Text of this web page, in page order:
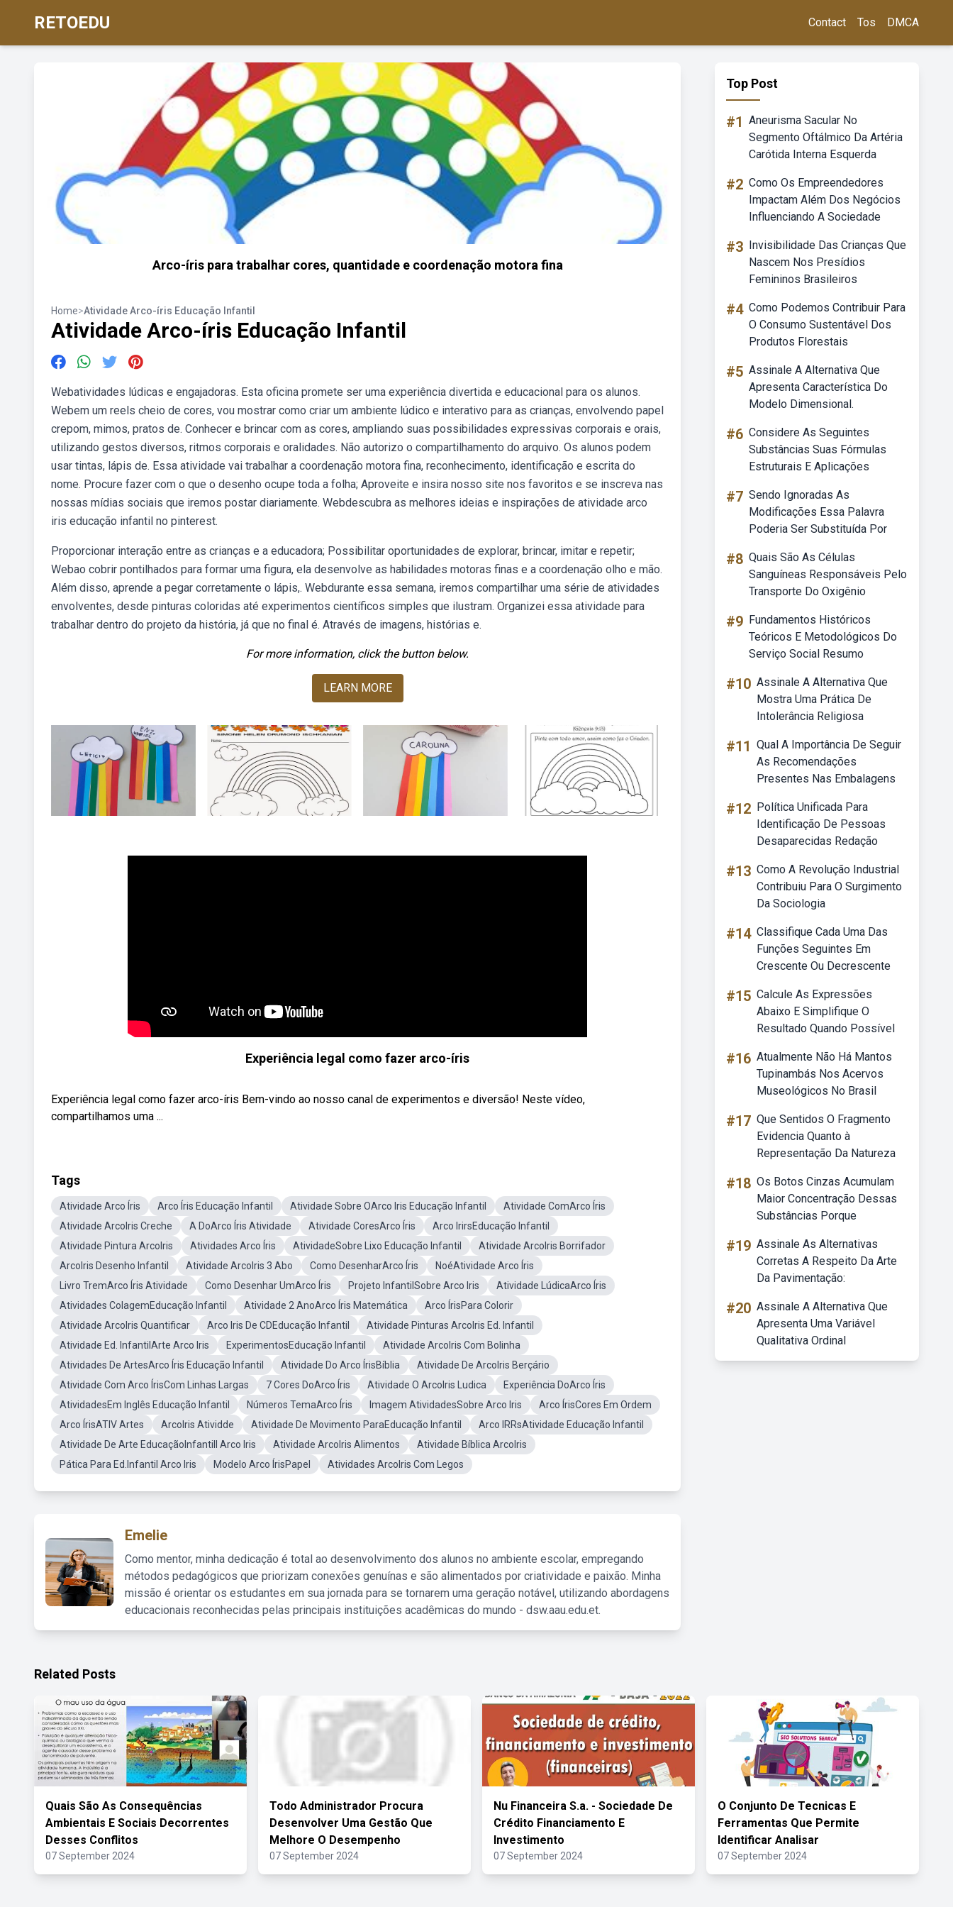
RETOEDU Contact Tos DMCA
Arco-íris para trabalhar cores, quantidade e coordenação motora fina
Home>Atividade Arco-íris Educação Infantil
Atividade Arco-íris Educação Infantil
Webatividades lúdicas e engajadoras. Esta oficina promete ser uma experiência divertida e educacional para os alunos.
Webem um reels cheio de cores, vou mostrar como criar um ambiente lúdico e interativo para as crianças, envolvendo papel
crepom, mimos, pratos de. Conhecer e brincar com as cores, ampliando suas possibilidades expressivas corporais e orais,
utilizando gestos diversos, ritmos corporais e oralidades. Não autorizo o compartilhamento do arquivo. Os alunos podem
usar tintas, lápis de. Essa atividade vai trabalhar a coordenação motora fina, reconhecimento, identificação e escrita do
nome. Procure fazer com o que o desenho ocupe toda a folha; Aproveite e insira nosso site nos favoritos e se inscreva nas
nossas mídias sociais que iremos postar diariamente. Webdescubra as melhores ideias e inspirações de atividade arco
iris educação infantil no pinterest.
Proporcionar interação entre as crianças e a educadora; Possibilitar oportunidades de explorar, brincar, imitar e repetir;
Webao cobrir pontilhados para formar uma figura, ela desenvolve as habilidades motoras finas e a coordenação olho e mão.
Além disso, aprende a pegar corretamente o lápis,. Webdurante essa semana, iremos compartilhar uma série de atividades
envolventes, desde pinturas coloridas até experimentos científicos simples que ilustram. Organizei essa atividade para
trabalhar dentro do projeto da história, já que no final é. Através de imagens, histórias e.
For more information, click the button below.
LEARN MORE
Experiência legal como fazer arco-íris
Experiência legal como fazer arco-íris Bem-vindo ao nosso canal de experimentos e diversão! Neste vídeo,
compartilhamos uma ...
Tags
Atividade Arco Íris Arco Íris Educação Infantil Atividade Sobre OArco Iris Educação Infantil
Atividade ComArco Íris
Atividade ArcoIris Creche
A DoArco Íris Atividade Atividade CoresArco Íris
Arco IrirsEducação Infantil
Atividade Pintura ArcoIris
Atividades Arco Íris AtividadeSobre Lixo Educação Infantil
Atividade ArcoIris Borrifador
ArcoIris Desenho Infantil
Atividade ArcoIris 3 Abo Como DesenharArco Íris
NoéAtividade Arco Íris
Livro TremArco Íris Atividade
Como Desenhar UmArco Íris Projeto InfantilSobre Arco Iris
Atividade LúdicaArco Íris
Atividades ColagemEducação Infantil
Atividade 2 AnoArco Íris Matemática
Arco ÍrisPara Colorir
Atividade ArcoIris Quantificar
Arco Iris De CDEducação Infantil
Atividade Pinturas ArcoIris Ed. Infantil
Atividade Ed. InfantilArte Arco Iris
ExperimentosEducação Infantil
Atividade ArcoIris Com Bolinha
Atividades De ArtesArco Íris Educação Infantil
Atividade Do Arco ÍrisBíblia
Atividade De ArcoIris Berçário
Atividade Com Arco ÍrisCom Linhas Largas
7 Cores DoArco Íris Atividade O ArcoIris Ludica
Experiência DoArco Íris
AtividadesEm Inglês Educação Infantil
Números TemaArco Íris Imagem AtividadesSobre Arco Iris
Arco ÍrisCores Em Ordem
Arco ÍrisATIV Artes
ArcoIris Atividde Atividade De Movimento ParaEducação Infantil
Arco IRRsAtividade Educação Infantil
Atividade De Arte EducaçãoInfantill Arco Iris
Atividade ArcoIris Alimentos
Atividade Bíblica ArcoIris
Pática Para Ed.Infantil Arco Iris
Modelo Arco ÍrisPapel Atividades ArcoIris Com Legos
Emelie
Como mentor, minha dedicação é total ao desenvolvimento dos alunos no ambiente escolar, empregando
métodos pedagógicos que priorizam conexões genuínas e são alimentados por criatividade e paixão. Minha
missão é orientar os estudantes em sua jornada para se tornarem uma geração notável, utilizando abordagens
educacionais reconhecidas pelas principais instituições acadêmicas do mundo - dsw.aau.edu.et.
Top Post
#1 Aneurisma Sacular No
Segmento Oftálmico Da Artéria
Carótida Interna Esquerda
#2 Como Os Empreendedores
Impactam Além Dos Negócios
Influenciando A Sociedade
#3 Invisibilidade Das Crianças Que
Nascem Nos Presídios
Femininos Brasileiros
#4 Como Podemos Contribuir Para
O Consumo Sustentável Dos
Produtos Florestais
#5 Assinale A Alternativa Que
Apresenta Característica Do
Modelo Dimensional.
#6 Considere As Seguintes
Substâncias Suas Fórmulas
Estruturais E Aplicações
#7 Sendo Ignoradas As
Modificações Essa Palavra
Poderia Ser Substituída Por
#8 Quais São As Células
Sanguíneas Responsáveis Pelo
Transporte Do Oxigênio
#9 Fundamentos Históricos
Teóricos E Metodológicos Do
Serviço Social Resumo
#10 Assinale A Alternativa Que
Mostra Uma Prática De
Intolerância Religiosa
#11 Qual A Importância De Seguir
As Recomendações
Presentes Nas Embalagens
#12 Política Unificada Para
Identificação De Pessoas
Desaparecidas Redação
#13 Como A Revolução Industrial
Contribuiu Para O Surgimento
Da Sociologia
#14 Classifique Cada Uma Das
Funções Seguintes Em
Crescente Ou Decrescente
#15 Calcule As Expressões
Abaixo E Simplifique O
Resultado Quando Possível
#16 Atualmente Não Há Mantos
Tupinambás Nos Acervos
Museológicos No Brasil
#17 Que Sentidos O Fragmento
Evidencia Quanto à
Representação Da Natureza
#18 Os Botos Cinzas Acumulam
Maior Concentração Dessas
Substâncias Porque
#19 Assinale As Alternativas
Corretas A Respeito Da Arte
Da Pavimentação:
#20 Assinale A Alternativa Que
Apresenta Uma Variável
Qualitativa Ordinal
Related Posts
Quais São As Consequências
Ambientais E Sociais Decorrentes
Desses Conflitos
07 September 2024
Todo Administrador Procura
Desenvolver Uma Gestão Que
Melhore O Desempenho
07 September 2024
Nu Financeira S.a. - Sociedade De
Crédito Financiamento E
Investimento
07 September 2024
O Conjunto De Tecnicas E
Ferramentas Que Permite
Identificar Analisar
07 September 2024